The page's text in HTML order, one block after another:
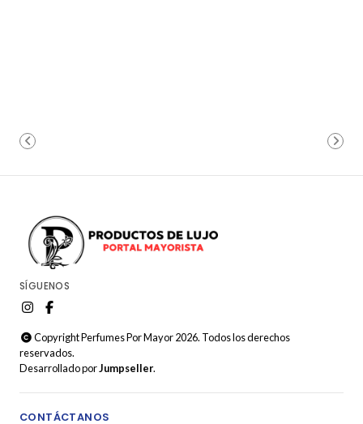
SÍGUENOS
Copyright Perfumes Por Mayor 2026. Todos los derechos
reservados.
Desarrollado porJumpseller.
CONTÁCTANOS